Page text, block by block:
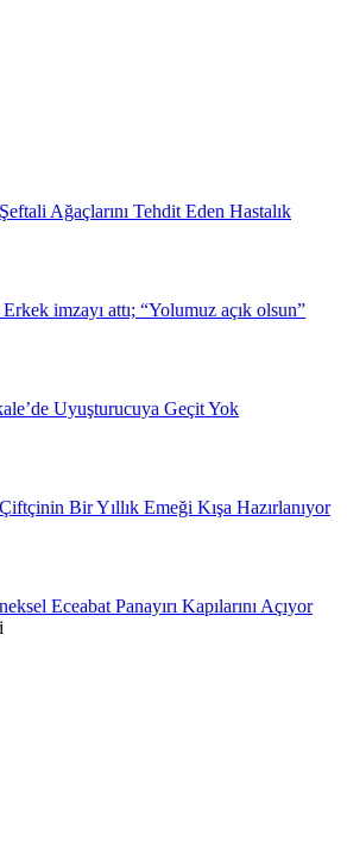
Şeftali Ağaçlarını Tehdit Eden Hastalık
imzayı attı; “Yolumuz açık olsun”
Uyuşturucuya Geçit Yok
Çiftçinin Bir Yıllık Emeği Kışa Hazırlanıyor
Eceabat Panayırı Kapılarını Açıyor